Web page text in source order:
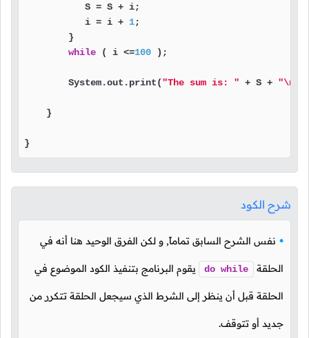
           S = S + i;
           i = i +
1;
        }
while ( i <=100 );
        System.out.print(
"The sum is: " + S + "\n"
    }
}
شرح الكود
نفس الشرح السابق تماماً, و لكن الفرق الوحيد هنا أنه في
الحلقة do while يقوم البرنامج بتنفيذ الكود الموضوع في
الحلقة قبل أن ينظر إلى الشرط الذي سيجعل الحلقة تتكرر من
جديد أو تتوقف.